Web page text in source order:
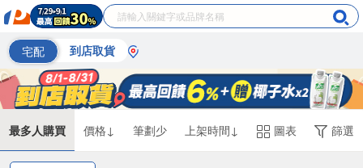
宅配 到店取貨
最多人購買 價格↓ 筆劃少 上架時間↓ 圖表 篩選